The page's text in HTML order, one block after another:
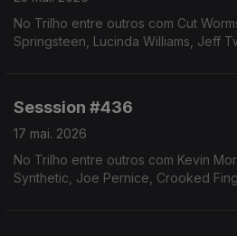
No Trilho entre outros com Cut
Springsteen, Lucinda Williams, Jeff
Sesssion #436
17 mai. 2026
No Trilho entre outros com Kevin
Synthetic, Joe Pernice, Crooked